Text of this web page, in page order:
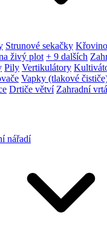
Strunové sekačky
živý plot + 9 dalších
Pily Vertikulátory
Vapky (tlakové
Drtiče větví Zahradní
nářadí